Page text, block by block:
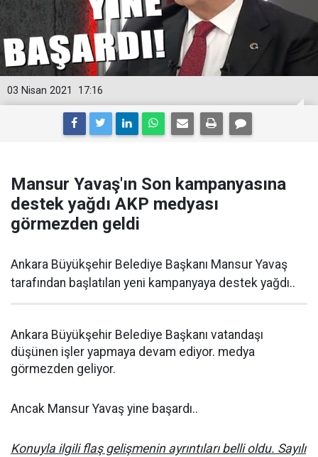
17:16
03 Nisan 2021
Mansur Yavaş'ın Son kampanyasına
destek yağdı AKP medyası
görmezden geldi
Ankara Büyükşehir Belediye Başkanı Mansur Yavaş
tarafından başlatılan yeni kampanyaya destek yağdı..
Ankara Büyükşehir Belediye Başkanı vatandaşı
düşünen işler yapmaya devam ediyor. medya
görmezden geliyor.
Ancak Mansur Yavaş yine başardı..
Konuyla ilgili flaş gelişmenin ayrıntıları belli oldu. Sayılı